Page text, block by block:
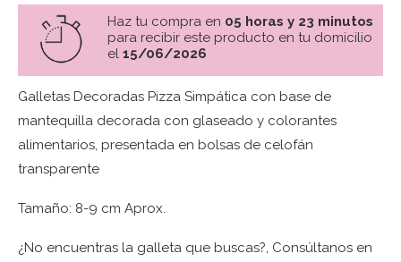
Haz tu compra en 05 horas y 23 minutos
para recibir este producto en tu domicilio
el 15/06/2026
Galletas Decoradas Pizza Simpática con base de
mantequilla decorada con glaseado y colorantes
alimentarios, presentada en bolsas de celofán
transparente
Tamaño: 8-9 cm Aprox.
¿No encuentras la galleta que buscas?, Consúltanos en